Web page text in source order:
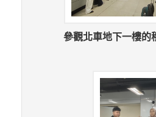
參觀北車地下一樓的